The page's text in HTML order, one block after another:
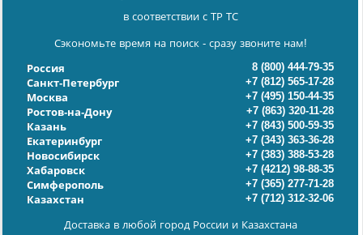
в соответствии с ТР ТС
Сэкономьте время на поиск - сразу звоните нам!
Россия
8 (800) 444-79-35
Санкт-Петербург
+7 (812) 565-17-28
Москва
+7 (495) 150-44-35
Ростов-на-Дону
+7 (863) 320-11-28
Казань
+7 (843) 500-59-35
Екатеринбург
+7 (343) 363-36-28
Новосибирск
+7 (383) 388-53-28
Хабаровск
+7 (4212) 98-88-35
Симферополь
+7 (365) 277-71-28
Казахстан
+7 (712) 312-32-06
Доставка в любой город России и Казахстана